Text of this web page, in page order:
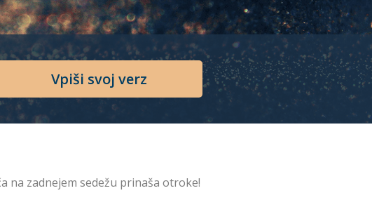
Vpiši svoj verz
na zadnejem sedežu prinaša otroke!